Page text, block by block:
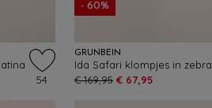
54
- 60%
GRÜNBEIN
Ida Safari klompjes in zebra
€ 169,95 € 67,95